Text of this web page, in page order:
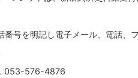
号を明記し電子メール、電話、
053-576-4876